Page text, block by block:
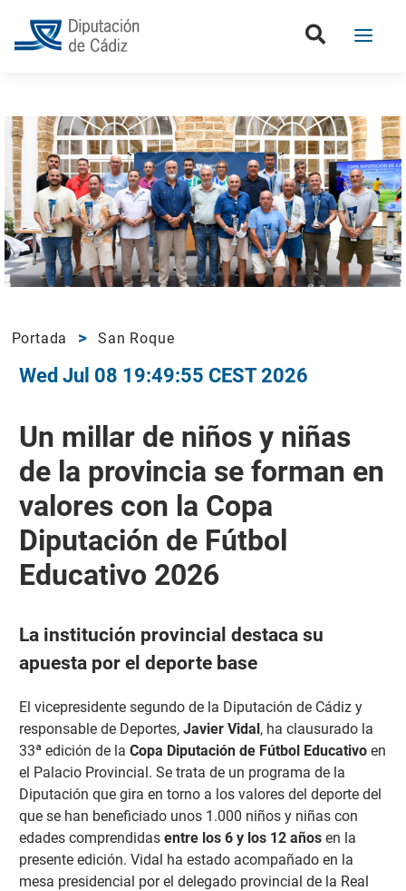
Portada San Roque
Wed Jul 08 19:49:55 CEST 2026
Un millar de niños y niñas
de la provincia se forman en
valores con la Copa
Diputación de Fútbol
Educativo 2026
La institución provincial destaca su
apuesta por el deporte base
El vicepresidente segundo de la Diputación de Cádiz y
responsable de Deportes, Javier Vidal, ha clausurado la
33ª edición de la Copa Diputación de Fútbol Educativoen
el Palacio Provincial. Se trata de un programa de la
Diputación que gira en torno a los valores del deporte del
que se han beneficiado unos 1.000 niños y niñas con
edades comprendidas entre los 6 y los 12 añosen la
presente edición. Vidal ha estado acompañado en la
mesa presidencial por el delegado provincial de la Real